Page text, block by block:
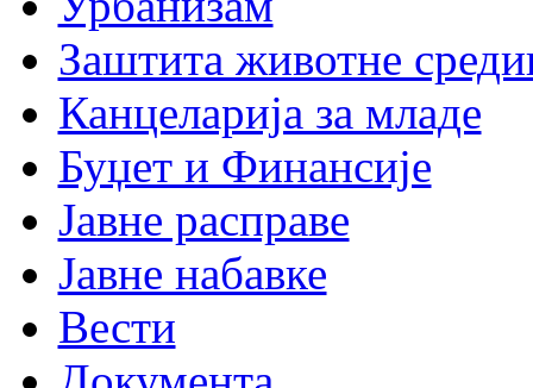
Заштита животне
Канцеларија за младе
Буџет и Финансије
Јавне расправе
Јавне набавке
Вести